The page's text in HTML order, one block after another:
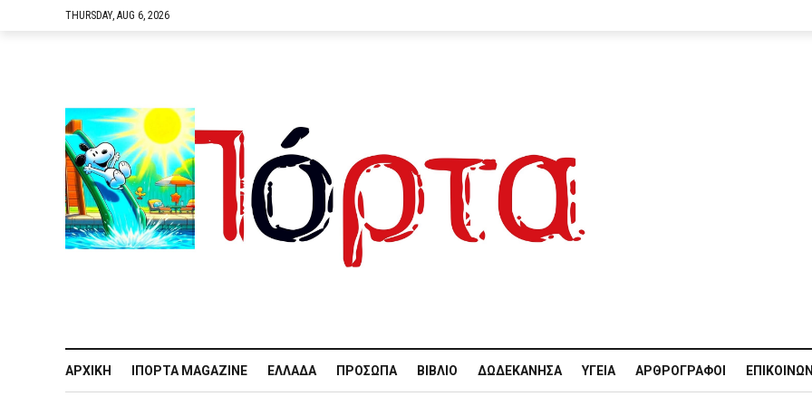
THURSDAY, AUG 6, 2026
ΑΡΧΙΚΉ IΠΌΡΤΑ MAGAZINE ΕΛΛΆΔΑ ΠΡΌΣΩΠΑ ΒΙΒΛΊΟ ΔΩΔΕΚΆΝΗΣΑ ΥΓΕΊΑ ΑΡΘΡΟΓΡΆΦΟΙ